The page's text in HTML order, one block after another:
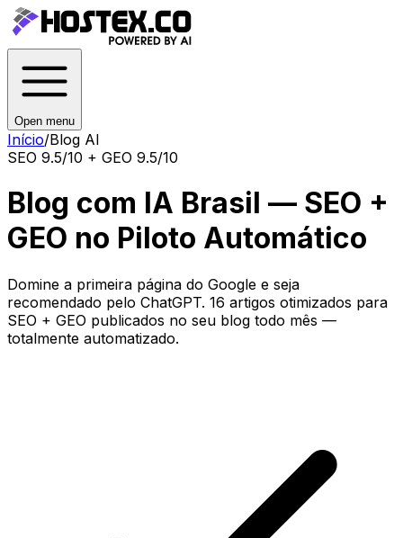
Open menu
Início/Blog AI
SEO 9.5/10 + GEO 9.5/10
Blog com IA Brasil — SEO +
GEO no Piloto Automático
Domine a primeira página do Google e seja
recomendado pelo ChatGPT. 16 artigos otimizados para
SEO + GEO publicados no seu blog todo mês —
totalmente automatizado.